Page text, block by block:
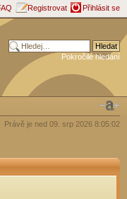
Registrovat Přihlásit se
Pokročilé hledání
Právě je ned 09. srp 2026 8:05:02